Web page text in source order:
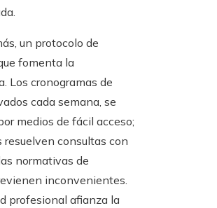
un protocolo de
fomenta la
Los cronogramas de
cada semana, se
medios de fácil acceso;
resuelven consultas con
normativas de
inconvenientes.
profesional afianza la